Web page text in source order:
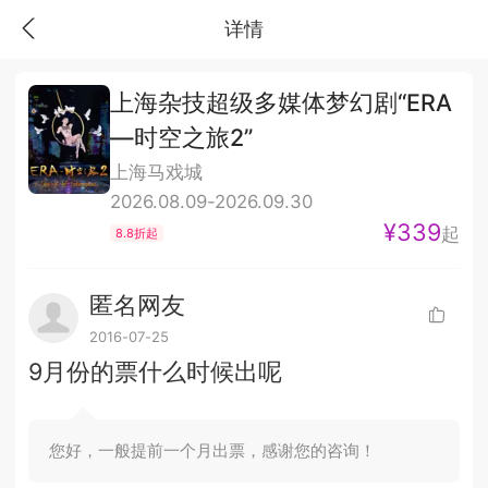
详情
上海杂技超级多媒体梦幻剧“ERA
—时空之旅2”
上海马戏城
2026.08.09-2026.09.30
8.8折起 ¥339起
匿名网友
2016-07-25
9月份的票什么时候出呢
您好，一般提前一个月出票，感谢您的咨询！